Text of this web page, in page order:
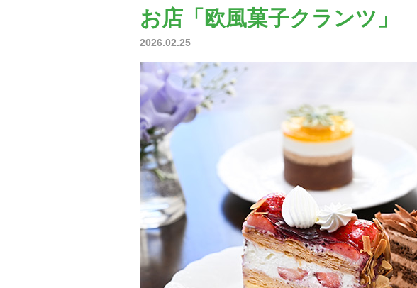
お店「欧風菓子クランツ」
2026.02.25